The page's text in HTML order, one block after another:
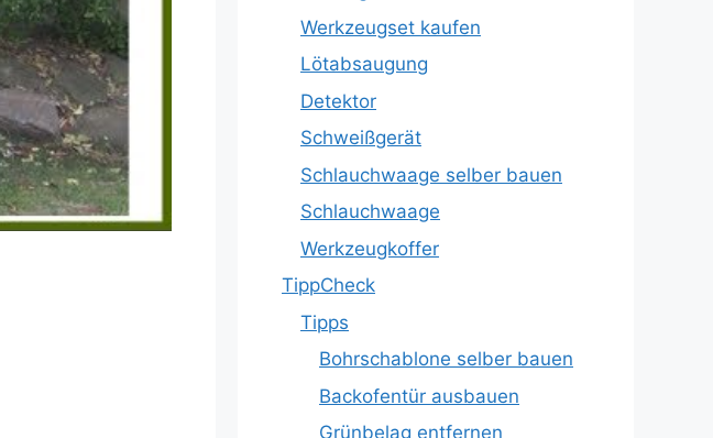
Werkzeugset kaufen
Lötabsaugung
Detektor
Schweißgerät
Schlauchwaage selber bauen
Schlauchwaage
Werkzeugkoffer
TippCheck
Tipps
Bohrschablone selber bauen
Backofentür ausbauen
Grünbelag entfernen